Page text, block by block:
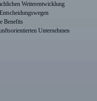
Weiterentwicklung
Benefits
Unternehmen